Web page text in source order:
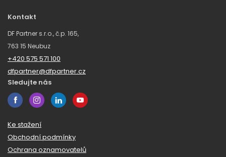
Kontakt
DF Partner s.r.o., č.p. 165,
763 15 Neubuz
+420 575 571 100
dfpartner@dfpartner.cz
Sledujte nás
Ke stažení
Obchodní podmínky
Ochrana oznamovatelů